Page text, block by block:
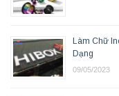
Làm Chữ
Dạng
09/05/2023